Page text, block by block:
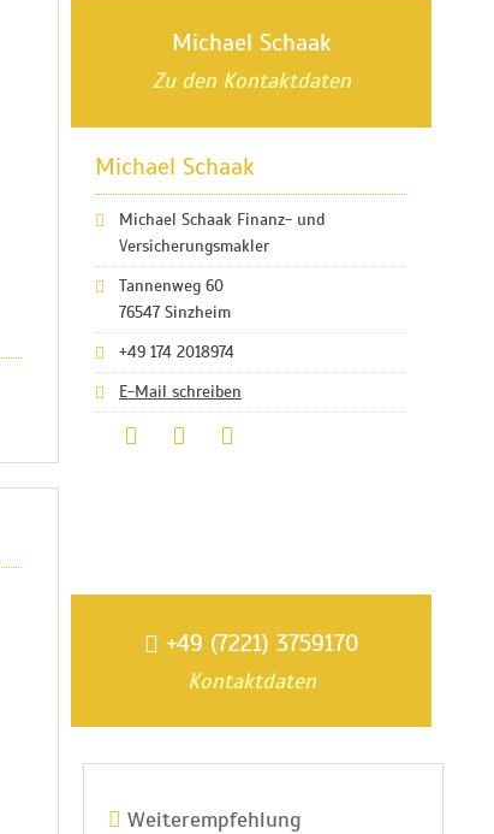
Michael Schaak
Zu den Kontaktdaten
Michael Schaak
Michael Schaak Finanz- und
Versicherungsmakler
Tannenweg 60
76547 Sinzheim
+49 174 2018974
E-Mail schreiben
+49 (7221) 3759170
Kontaktdaten
Weiterempfehlung